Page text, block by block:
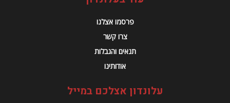
פרסמו אצלנו
צרו קשר
תנאים והגבלות
אודותינו
עלונדון אצלכם במייל